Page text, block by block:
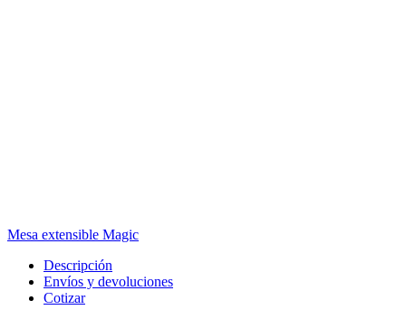
Mesa extensible Magic
Descripción
Envíos y devoluciones
Cotizar